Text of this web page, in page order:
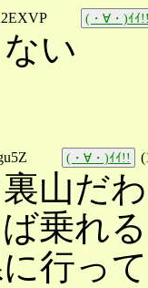
(・∀・)ｲｲ
い
(・∀・)ｲｲ!! (
山だわ
乗れ
行っ